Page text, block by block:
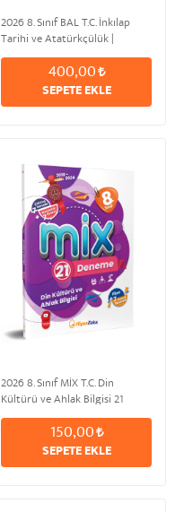
2026 8. Sınıf BAL T.C. İnkılap
Tarihi ve Atatürkçülük |
Mustafa Kemal ÖZDEN
400,00
SEPETE EKLE
2026 8. Sınıf MİX T.C. Din
Kültürü ve Ahlak Bilgisi 21
Deneme | 2018-2024
150,00
SEPETE EKLE